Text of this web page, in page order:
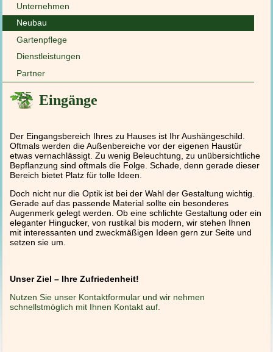
Unternehmen
Neubau
Gartenpflege
Dienstleistungen
Partner
Eingänge
Der Eingangsbereich Ihres zu Hauses ist Ihr Aushängeschild.
Oftmals werden die Außenbereiche vor der eigenen Haustür
etwas vernachlässigt. Zu wenig Beleuchtung, zu unübersichtliche
Bepflanzung sind oftmals die Folge. Schade, denn gerade dieser
Bereich bietet Platz für tolle Ideen.
Doch nicht nur die Optik ist bei der Wahl der Gestaltung wichtig.
Gerade auf das passende Material sollte ein besonderes
Augenmerk gelegt werden. Ob eine schlichte Gestaltung oder ein
eleganter Hingucker, von rustikal bis modern, wir stehen Ihnen
mit interessanten und zweckmäßigen Ideen gern zur Seite und
setzen sie um.
Unser Ziel – Ihre Zufriedenheit!
Nutzen Sie unser Kontaktformular und wir nehmen
schnellstmöglich mit Ihnen Kontakt auf.